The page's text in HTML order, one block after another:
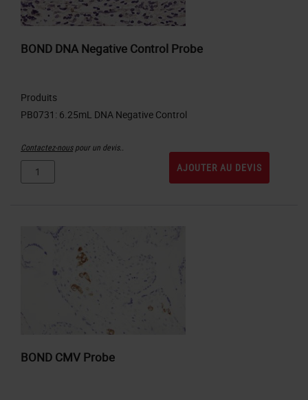
BOND DNA Negative Control Probe
Produits
Contactez-nouspour un devis..
AJOUTER AU DEVIS
BOND CMV Probe